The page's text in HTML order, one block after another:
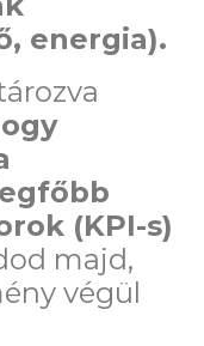
energia).
(KPI-s)
majd,
végül